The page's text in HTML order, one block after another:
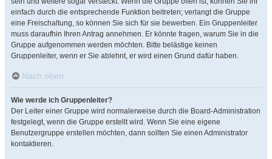
einfach durch die entsprechende Funktion beitreten; verlangt die Gruppe
eine Freischaltung, so können Sie sich für sie bewerben. Ein Gruppenleiter
muss daraufhin Ihren Antrag annehmen. Er könnte fragen, warum Sie in die
Gruppe aufgenommen werden möchten. Bitte belästige keinen
Gruppenleiter, wenn er Sie ablehnt, er wird einen Grund dafür haben.
Nach oben
Wie werde ich Gruppenleiter?
Der Leiter einer Gruppe wird normalerweise durch die Board-Administration
festgelegt, wenn die Gruppe erstellt wird. Wenn Sie eine eigene
Benutzergruppe erstellen möchten, dann sollten Sie einen Administrator
kontaktieren.